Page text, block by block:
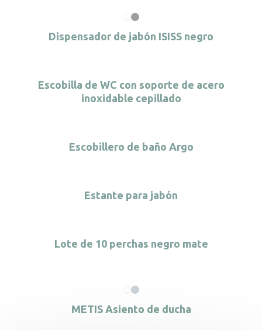
Dispensador de jabón ISISS negro
Escobilla de WC con soporte de acero
inoxidable cepillado
Escobillero de baño Argo
Estante para jabón
Lote de 10 perchas negro mate
METIS Asiento de ducha